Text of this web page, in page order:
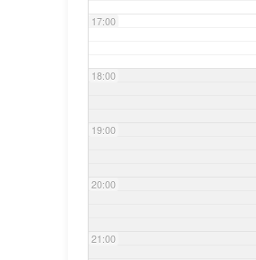
17:00
18:00
19:00
20:00
21:00